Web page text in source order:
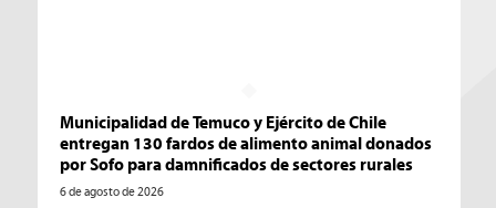
Municipalidad de Temuco y Ejército de Chile
entregan 130 fardos de alimento animal donados
por Sofo para damnificados de sectores rurales
6 de agosto de 2026